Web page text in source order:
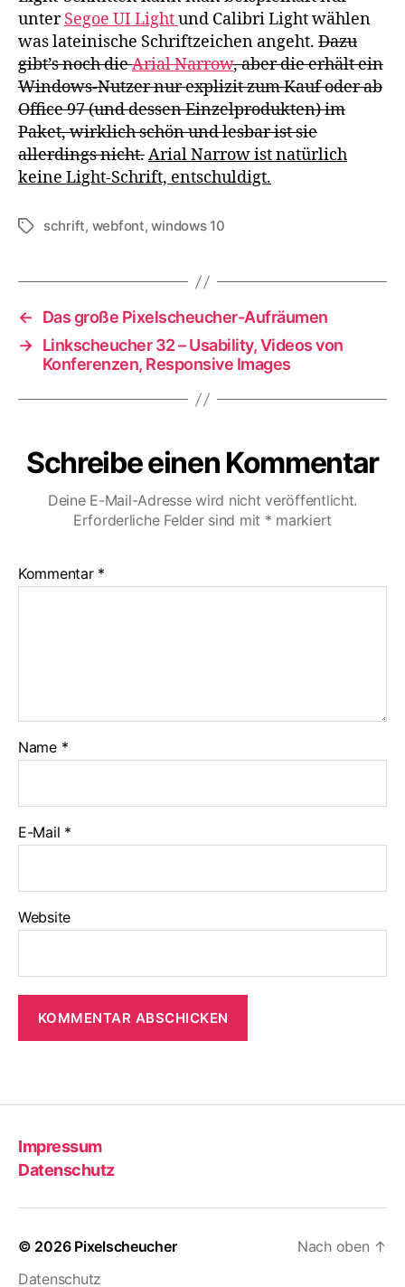
unterSegoe UI Lightund Calibri Light wählen
was lateinische Schriftzeichen angeht. Dazu
gibt’s noch dieArial Narrow, aber die erhält ein
Windows-Nutzer nur explizit zum Kauf oder ab
Office 97 (und dessen Einzelprodukten) im
Paket, wirklich schön und lesbar ist sie
allerdings nicht.Arial Narrow ist natürlich
keine Light-Schrift, entschuldigt.
Schlagwörter
schrift, webfont,windows 10
←
Das große Pixelscheucher-Aufräumen
→ Linkscheucher 32 – Usability, Videos von
Konferenzen, Responsive Images
Schreibe einen Kommentar
Deine E-Mail-Adresse wird nicht veröffentlicht.
Erforderliche Felder sind mit * markiert
Kommentar *
Name *
E-Mail *
Website
Impressum
Datenschutz
© 2026 Pixelscheucher
Datenschutz
Nach oben ↑